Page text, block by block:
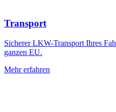
Transport
Sicherer LKW-Transport Ihres
ganzen EU.
Mehr erfahren